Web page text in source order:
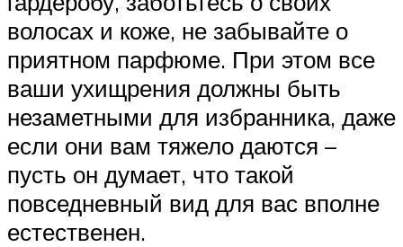
волосах и коже, не забывайте о
приятном парфюме. При этом все
ваши ухищрения должны быть
незаметными для избранника, даже
если они вам тяжело даются –
пусть он думает, что такой
повседневный вид для вас вполне
естественен.